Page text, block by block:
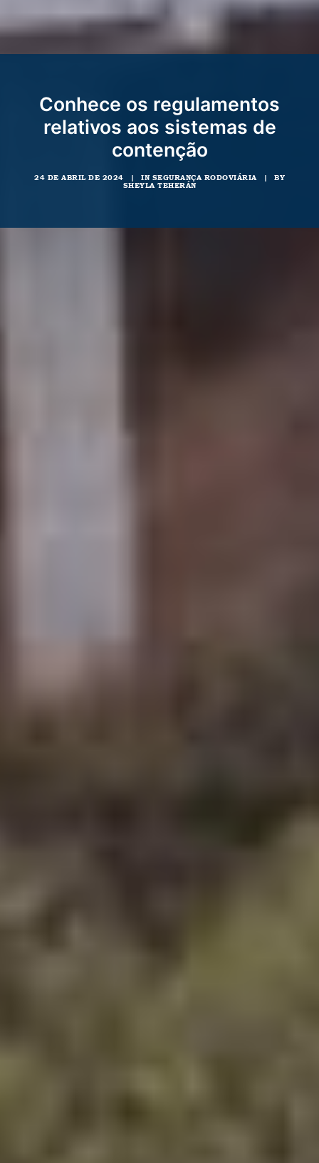
Conhece os regulamentos
relativos aos sistemas de
contenção
24 DE ABRIL DE 2024 | IN SEGURANÇA RODOVIÁRIA |
BY
SHEYLA TEHERÁN